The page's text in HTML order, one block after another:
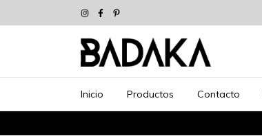
Inicio Productos Contacto